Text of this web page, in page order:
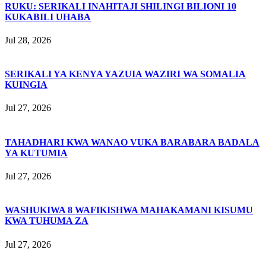
RUKU: SERIKALI INAHITAJI SHILINGI BILIONI 10
KUKABILI UHABA
Jul 28, 2026
SERIKALI YA KENYA YAZUIA WAZIRI WA SOMALIA
KUINGIA
Jul 27, 2026
TAHADHARI KWA WANAO VUKA BARABARA BADALA
YA KUTUMIA
Jul 27, 2026
WASHUKIWA 8 WAFIKISHWA MAHAKAMANI KISUMU
KWA TUHUMA ZA
Jul 27, 2026